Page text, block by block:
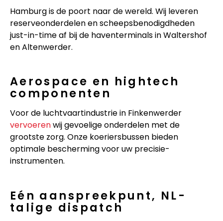
Hamburg is de poort naar de wereld. Wij leveren
reserveonderdelen en scheepsbenodigdheden
just-in-time af bij de haventerminals in Waltershof
en Altenwerder.
Aerospace en hightech
componenten
Voor de luchtvaartindustrie in Finkenwerder
vervoerenwij gevoelige onderdelen met de
grootste zorg. Onze koeriersbussen bieden
optimale bescherming voor uw precisie-
instrumenten.
Eén aanspreekpunt, NL-
talige dispatch